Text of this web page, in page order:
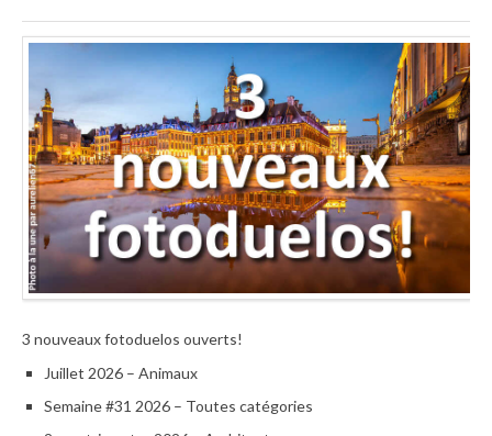
3 nouveaux fotoduelos ouverts!
Juillet 2026 – Animaux
Semaine #31 2026 – Toutes catégories